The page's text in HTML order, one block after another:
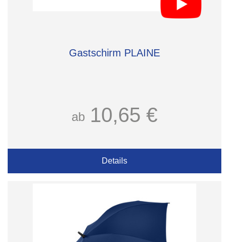
Gastschirm PLAINE
ab 10,65 €
Details